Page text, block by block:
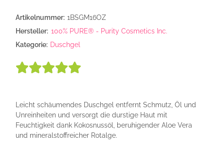
Artikelnummer: 1BSGM16OZ
Hersteller: 100% PURE® - Purity Cosmetics Inc.
Kategorie: Duschgel
Leicht schäumendes Duschgel entfernt Schmutz, Öl und
Unreinheiten und versorgt die durstige Haut mit
Feuchtigkeit dank Kokosnussöl, beruhigender Aloe Vera
und mineralstoffreicher Rotalge.